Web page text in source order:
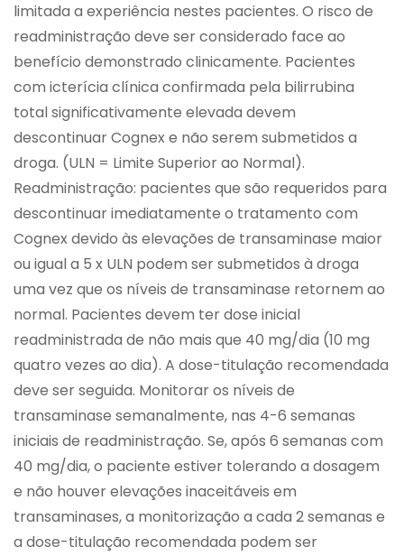
limitada a experiência nestes pacientes. O risco de
readministração deve ser considerado face ao
benefício demonstrado clinicamente. Pacientes
com icterícia clínica confirmada pela bilirrubina
total significativamente elevada devem
descontinuar Cognex e não serem submetidos a
droga. (ULN = Limite Superior ao Normal).
Readministração: pacientes que são requeridos para
descontinuar imediatamente o tratamento com
Cognex devido às elevações de transaminase maior
ou igual a 5 x ULN podem ser submetidos à droga
uma vez que os níveis de transaminase retornem ao
normal. Pacientes devem ter dose inicial
readministrada de não mais que 40 mg/dia (10 mg
quatro vezes ao dia). A dose-titulação recomendada
deve ser seguida. Monitorar os níveis de
transaminase semanalmente, nas 4-6 semanas
iniciais de readministração. Se, após 6 semanas com
40 mg/dia, o paciente estiver tolerando a dosagem
e não houver elevações inaceitáveis em
transaminases, a monitorização a cada 2 semanas e
a dose-titulação recomendada podem ser